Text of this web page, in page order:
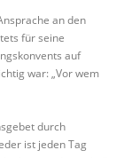
an den
für seine
auf
war: „Vor wem
durch
ist jeden Tag